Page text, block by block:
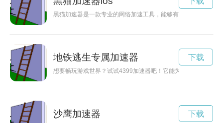
黑猫加速器是一款专业的网络加速工具，能够有效提升网络速
地铁逃生专属加速器
想要畅玩游戏世界？试试4399加速器吧！它能为你提供流畅的
下载
沙鹰加速器 下载